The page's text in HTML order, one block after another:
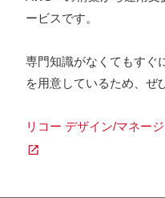
ービスです。
専門知識がなくてもすぐ
を用意しているため、ぜ
リコー デザイン/マネー